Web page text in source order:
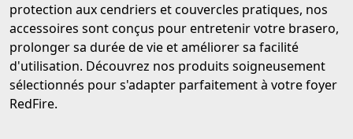
protection aux cendriers et couvercles pratiques, nos
accessoires sont conçus pour entretenir votre brasero,
prolonger sa durée de vie et améliorer sa facilité
d'utilisation. Découvrez nos produits soigneusement
sélectionnés pour s'adapter parfaitement à votre foyer
RedFire.